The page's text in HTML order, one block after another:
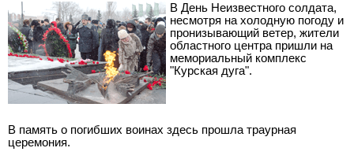
В День Неизвестного солдата,
несмотря на холодную погоду и
пронизывающий ветер, жители
областного центра пришли на
мемориальный комплекс
"Курская дуга".
В память о погибших воинах здесь прошла траурная
церемония.